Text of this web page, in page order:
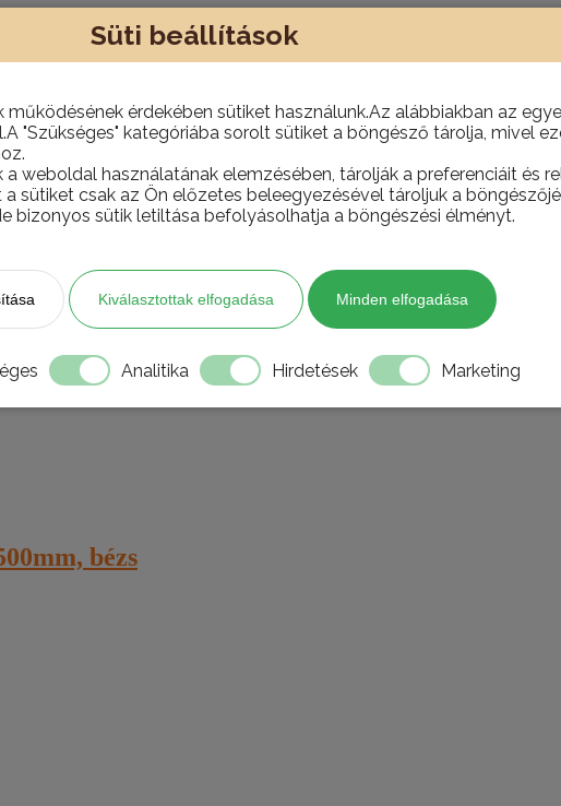
Süti beállítások
érdekében sütiket használunk.Az alábbiakban az
"Szükséges" kategóriába sorolt sütiket a böngésző tárolja, mivel
weboldal használatának elemzésében, tárolják a preferenciáit és
sütiket csak az Ön előzetes beleegyezésével tároljuk a
bizonyos sütik letiltása befolyásolhatja a böngészési élményt.
Kiválasztottak elfogadása Minden elfogadása
Analitika Hirdetések Marketing
és bemutatótermünkben!
házhoz is szállítjuk szükség esetén.
bézs